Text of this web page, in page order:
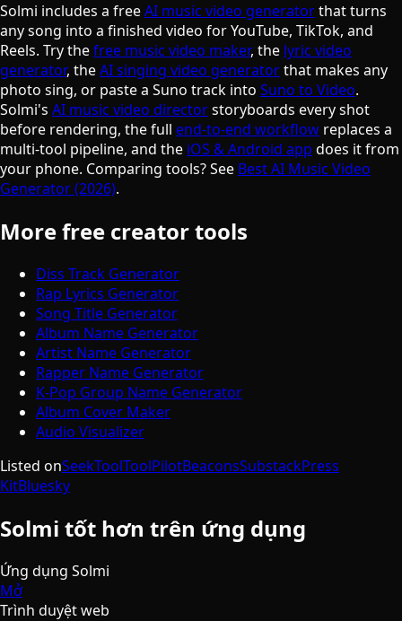
Solmi includes a freeAI music video generatorthat turns
any song into a finished video for YouTube, TikTok, and
Reels. Try thefree music video maker, the lyric video
generator, theAI singing video generatorthat makes any
photo sing, or paste a Suno track into Suno to Video.
Solmi's AI music video directorstoryboards every shot
before rendering, the full end-to-end workflow replaces a
multi-tool pipeline, and the iOS & Android app does it from
your phone. Comparing tools? See Best AI Music Video
Generator (2026).
More free creator tools
Diss Track Generator
Rap Lyrics Generator
Song Title Generator
Album Name Generator
Artist Name Generator
Rapper Name Generator
K-Pop Group Name Generator
Album Cover Maker
Audio Visualizer
Listed onSeekToolToolPilotBeaconsSubstackPress
KitBluesky
Solmi tốt hơn trên ứng dụng
Ứng dụng Solmi
Mở
Trình duyệt web